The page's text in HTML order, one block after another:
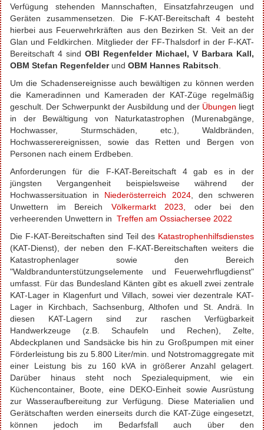
Verfügung stehenden Mannschaften, Einsatzfahrzeugen und
Geräten zusammensetzen. Die F-KAT-Bereitschaft 4 besteht
hierbei aus Feuerwehrkräften aus den Bezirken St. Veit an der
Glan und Feldkirchen. Mitglieder der FF-Thalsdorf in der F-KAT-
Bereitschaft 4 sind OBI Regenfelder Michael, V Barbara Kall,
OBM Stefan Regenfelder und OBM Hannes Rabitsch
Um die Schadensereignisse auch bewältigen zu können werden
die Kameradinnen und Kameraden der KAT-Züge regelmäßig
geschult. Der Schwerpunkt der Ausbildung und derÜbungen liegt
in der Bewältigung von Naturkatastrophen (Murenabgänge,
Hochwasser, Sturmschäden, etc.), Waldbränden,
Hochwasserereignissen, sowie das Retten und Bergen von
Personen nach einem Erdbeben.
Anforderungen für die F-KAT-Bereitschaft 4 gab es in der
jüngsten Vergangenheit beispielsweise während der
Hochwassersituation in Niederösterreich 2024, den schweren
Unwettern im Bereich Völkermarkt 2023
oder bei den
verheerenden Unwettern in Treffen am Ossiachersee 2022
Die F-KAT-Bereitschaften sind Teil des Katastrophenhilfsdienstes
(KAT-Dienst), der neben den F-KAT-Bereitschaften weiters die
Katastrophenlager sowie den Bereich
"Waldbrandunterstützungselemente und Feuerwehrflugdienst"
umfasst. Für das Bundesland Känten gibt es akuell zwei zentrale
KAT-Lager in Klagenfurt und Villach, sowei vier dezentrale KAT-
Lager in Kirchbach, Sachsenburg, Althofen und St. Andrä. In
diesen KAT-Lagern sind zur raschen Verfügbarkeit
Handwerkzeuge (z.B. Schaufeln und Rechen), Zelte,
Abdeckplanen und Sandsäcke bis hin zu Großpumpen mit einer
Förderleistung bis zu 5.800 Liter/min. und Notstromaggregate mit
einer Leistung bis zu 160 kVA in größerer Anzahl gelagert.
Darüber hinaus steht noch Spezialequipment, wie ein
Küchencontainer, Boote, eine DEKO-Einheit sowie Ausrüstung
zur Wasseraufbereitung zur Verfügung. Diese Materialien und
Gerätschaften werden einerseits durch die KAT-Züge eingesetzt,
können jedoch im Bedarfsfall auch über den